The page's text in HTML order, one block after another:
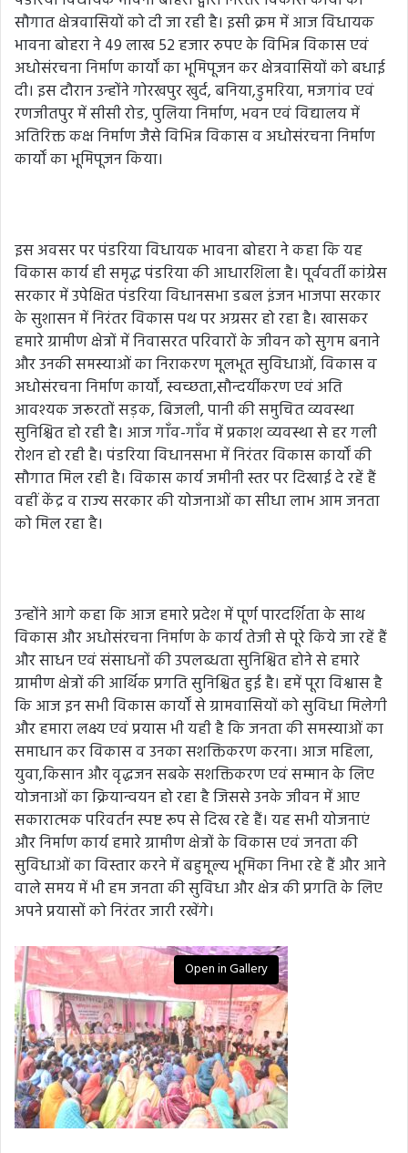
सौगात क्षेत्रवासियों को दी जा रही है। इसी क्रम में आज विधायक
भावना बोहरा ने 49 लाख 52 हजार रुपए के विभिन्न विकास एवं
अधोसंरचना निर्माण कार्यों का भूमिपूजन कर क्षेत्रवासियों को बधाई
दी। इस दौरान उन्होंने गोरखपुर खुर्द, बनिया,डुमरिया, मजगांव एवं
रणजीतपुर में सीसी रोड, पुलिया निर्माण, भवन एवं विद्यालय में
अतिरिक्त कक्ष निर्माण जैसे विभिन्न विकास व अधोसंरचना निर्माण
कार्यों का भूमिपूजन किया।
इस अवसर पर पंडरिया विधायक भावना बोहरा ने कहा कि यह
विकास कार्य ही समृद्ध पंडरिया की आधारशिला है। पूर्ववर्ती कांग्रेस
सरकार में उपेक्षित पंडरिया विधानसभा डबल इंजन भाजपा सरकार
के सुशासन में निरंतर विकास पथ पर अग्रसर हो रहा है। खासकर
हमारे ग्रामीण क्षेत्रों में निवासरत परिवारों के जीवन को सुगम बनाने
और उनकी समस्याओं का निराकरण मूलभूत सुविधाओं, विकास व
अधोसंरचना निर्माण कार्यों, स्वच्छता,सौन्दर्यीकरण एवं अति
आवश्यक जरूरतों सड़क, बिजली, पानी की समुचित व्यवस्था
सुनिश्चित हो रही है। आज गाँव-गाँव में प्रकाश व्यवस्था से हर गली
रोशन हो रही है। पंडरिया विधानसभा में निरंतर विकास कार्यों की
सौगात मिल रही है। विकास कार्य जमीनी स्तर पर दिखाई दे रहें हैं
वहीं केंद्र व राज्य सरकार की योजनाओं का सीधा लाभ आम जनता
को मिल रहा है।
उन्होंने आगे कहा कि आज हमारे प्रदेश में पूर्ण पारदर्शिता के साथ
विकास और अधोसंरचना निर्माण के कार्य तेजी से पूरे किये जा रहें हैं
और साधन एवं संसाधनों की उपलब्धता सुनिश्चित होने से हमारे
ग्रामीण क्षेत्रों की आर्थिक प्रगति सुनिश्चित हुई है। हमें पूरा विश्वास है
कि आज इन सभी विकास कार्यों से ग्रामवासियों को सुविधा मिलेगी
और हमारा लक्ष्य एवं प्रयास भी यही है कि जनता की समस्याओं का
समाधान कर विकास व उनका सशक्तिकरण करना। आज महिला,
युवा,किसान और वृद्धजन सबके सशक्तिकरण एवं सम्मान के लिए
योजनाओं का क्रियान्वयन हो रहा है जिससे उनके जीवन में आए
सकारात्मक परिवर्तन स्पष्ट रूप से दिख रहे हैं। यह सभी योजनाएं
और निर्माण कार्य हमारे ग्रामीण क्षेत्रों के विकास एवं जनता की
सुविधाओं का विस्तार करने में बहुमूल्य भूमिका निभा रहे हैं और आने
वाले समय में भी हम जनता की सुविधा और क्षेत्र की प्रगति के लिए
अपने प्रयासों को निरंतर जारी रखेंगे।
Open in Gallery